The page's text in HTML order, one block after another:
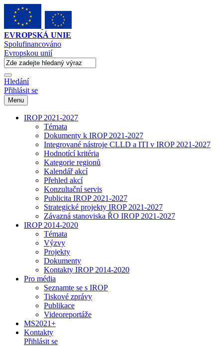
EVROPSKÁ UNIE
Spolufinancováno
Evropskou unií
Hledání
Přihlásit se
Menu
IROP 2021-2027
Témata
Dokumenty k IROP 2021-2027
Integrované nástroje CLLD a ITI v IROP 2021-2027
Hodnotící kritéria
Kategorie regionů
Kalendář akcí
Přehled akcí
Konzultační servis
Publicita IROP 2021-2027
Strategické projekty IROP 2021-2027
Závazná stanoviska ŘO IROP 2021-2027
IROP 2014-2020
Témata
Výzvy
Projekty
Dokumenty
Kontakty IROP 2014-2020
Pro média
Seznamte se s IROP
Tiskové zprávy
Publikace
Videoreportáže
MS2021+
Kontakty
Přihlásit se